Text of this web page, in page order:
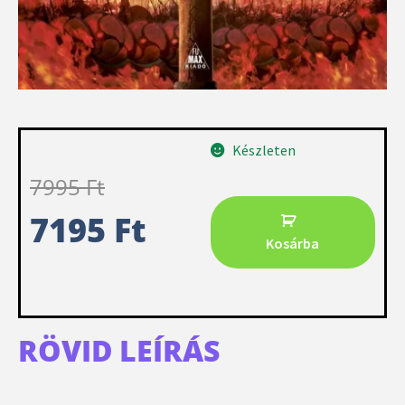
7995Ft
7195 Ft
Készleten
Kosárba
RÖVID LEÍRÁS